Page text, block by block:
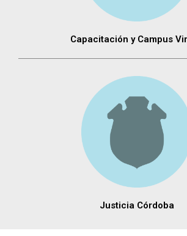
Capacitación y Campus
Justicia Córdoba